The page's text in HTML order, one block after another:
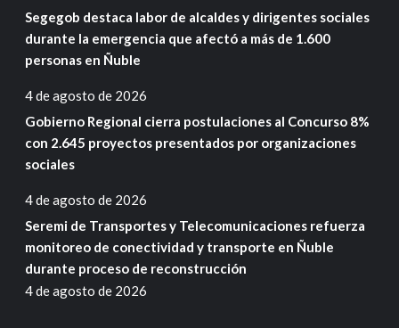
Segegob destaca labor de alcaldes y dirigentes sociales
durante la emergencia que afectó a más de 1.600
personas en Ñuble
4 de agosto de 2026
Gobierno Regional cierra postulaciones al Concurso 8%
con 2.645 proyectos presentados por organizaciones
sociales
4 de agosto de 2026
Seremi de Transportes y Telecomunicaciones refuerza
monitoreo de conectividad y transporte en Ñuble
durante proceso de reconstrucción
4 de agosto de 2026